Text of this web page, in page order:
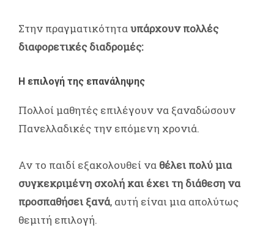
Στην πραγματικότηταυπάρχουν πολλές
διαφορετικές διαδρομές:
Η επιλογή της επανάληψης
Πολλοί μαθητές επιλέγουν να ξαναδώσουν
Πανελλαδικές την επόμενη χρονιά.
Αν το παιδί εξακολουθεί να θέλει πολύ μια
συγκεκριμένη σχολή και έχει τη διάθεση να
προσπαθήσει ξανά, αυτή είναι μια απολύτως
θεμιτή επιλογή.